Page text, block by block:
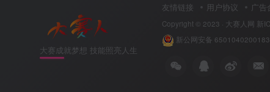
大赛成就梦想 技能照亮人生
友情链接 用户协议 广告
Copyright © 2023 · 大赛人网 新
新公网安备